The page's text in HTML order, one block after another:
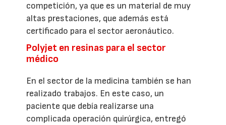
competición, ya que es un material de muy
altas prestaciones, que además está
certificado para el sector aeronáutico.
Polyjet en resinas para el sector
médico
En el sector de la medicina también se han
realizado trabajos. En este caso, un
paciente que debía realizarse una
complicada operación quirúrgica, entregó